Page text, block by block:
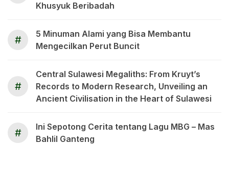
Khusyuk Beribadah
#
5 Minuman Alami yang Bisa Membantu
Mengecilkan Perut Buncit
#
Central Sulawesi Megaliths: From Kruyt’s
Records to Modern Research, Unveiling an
Ancient Civilisation in the Heart of Sulawesi
#
Ini Sepotong Cerita tentang Lagu MBG – Mas
Bahlil Ganteng